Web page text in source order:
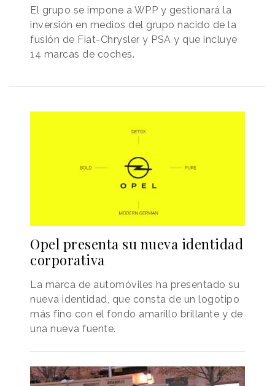
El grupo se impone a WPP y gestionará la
inversión en medios del grupo nacido de la
fusión de Fiat-Chrysler y PSA y que incluye
14 marcas de coches.
Opel presenta su nueva identidad
corporativa
La marca de automóviles ha presentado su
nueva identidad, que consta de un logotipo
más fino con el fondo amarillo brillante y de
una nueva fuente.